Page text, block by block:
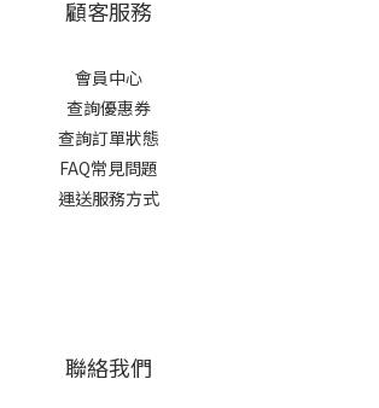
顧客服務
會員中心
查詢優惠券
查詢訂單狀態
FAQ常見問題
運送服務方式
聯絡我們